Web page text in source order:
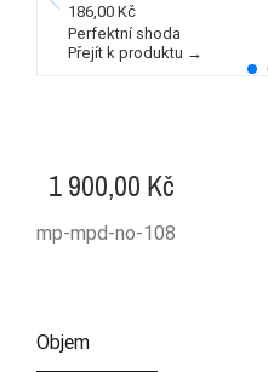
186,00 Kč
Perfektní shoda
Přejít k produktu →
1 900,00 Kč
mp-mpd-no-108
Objem